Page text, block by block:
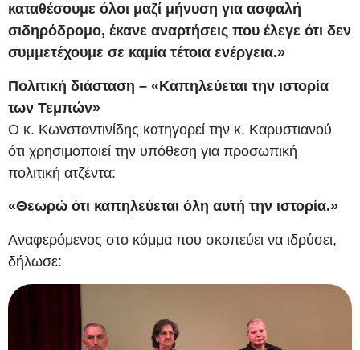
καταθέσουμε όλοι μαζί μήνυση για ασφαλή
σιδηρόδρομο, έκανε αναρτήσεις που έλεγε ότι δεν
συμμετέχουμε σε καμία τέτοια ενέργεια.»
Πολιτική διάσταση – «Καπηλεύεται την ιστορία
των Τεμπών»
Ο κ. Κωνσταντινίδης κατηγορεί την κ. Καρυστιανού
ότι χρησιμοποιεί την υπόθεση για προσωπική
πολιτική ατζέντα:
«Θεωρώ ότι καπηλεύεται όλη αυτή την ιστορία.»
Αναφερόμενος στο κόμμα που σκοπεύει να ιδρύσει,
δήλωσε: